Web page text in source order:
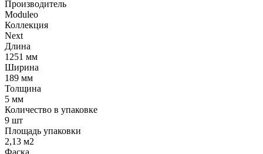
Производитель
Moduleo
Коллекция
Next
Длина
1251 мм
Ширина
189 мм
Толщина
5 мм
Количество в упаковке
9 шт
Площадь упаковки
2,13 м2
Фаска